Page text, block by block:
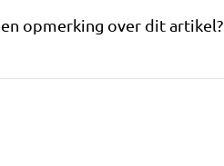
opmerking over dit artikel?